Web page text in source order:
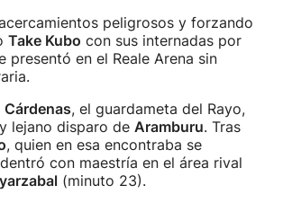
peligrosos y forzando
Take Kubo con sus internadas por
presentó en el Reale Arena sin
Cárdenas, el guardameta del Rayo,
lejano disparo de Aramburu. Tras
, quien en esa encontraba se
con maestría en el área rival
(minuto 23).